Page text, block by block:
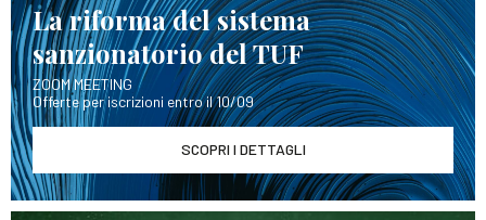
La riforma del sistema
sanzionatorio del TUF
ZOOM MEETING
Offerte per iscrizioni entro il 10/09
SCOPRI I DETTAGLI